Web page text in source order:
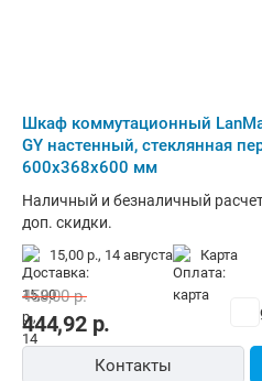
Шкаф коммутационный
GY настенный, стеклянная
600x368x600 мм
Наличный и безналичный
доп. скидки.
15,00 р., 14 августа карта
444,92р.
458,00р.
Контакты